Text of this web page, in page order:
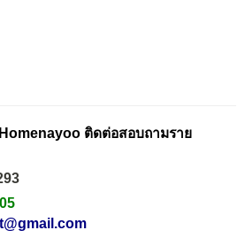
ติดต่อสอบถามราย